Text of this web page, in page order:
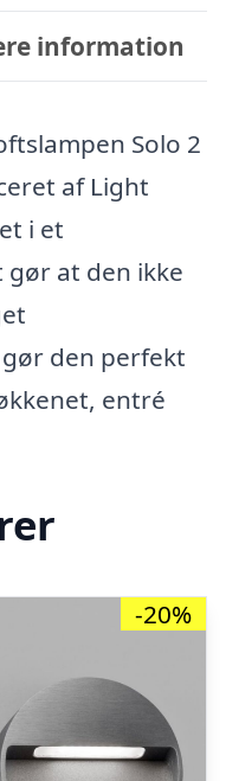
information
Solo 2
af Light
i et
gør at den ikke
den perfekt
entré
-20%